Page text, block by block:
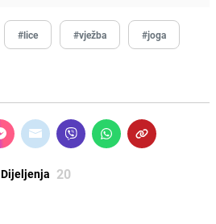
#lice #vježba #joga
Dijeljenja 20